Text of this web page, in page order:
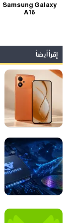
Samsung Galaxy
A16
إقرأ أيضاً